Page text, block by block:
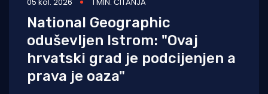
05 kol. 2026 1 MIN. ČITANJA
National Geographic
oduševljen Istrom: "Ovaj
hrvatski grad je podcijenjen a
prava je oaza"